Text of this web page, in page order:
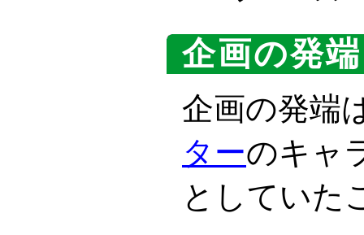
企画の発端
企画の発端
ターのキャ
としていた